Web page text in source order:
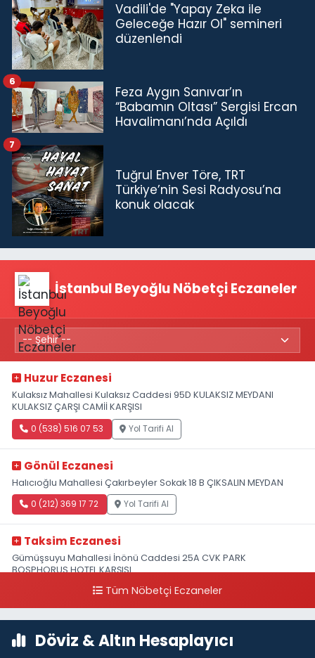
Vadili'de "Yapay Zeka ile
Geleceğe Hazır Ol" semineri
düzenlendi
Feza Aygın Sanıvar’ın
“Babamın Oltası” Sergisi Ercan
Havalimanı’nda Açıldı
6
Tuğrul Enver Töre, TRT
Türkiye’nin Sesi Radyosu’na
konuk olacak
7
İstanbul Beyoğlu Nöbetçi Eczaneler
Huzur Eczanesi
Kulaksız Mahallesi Kulaksız Caddesi 95D KULAKSIZ MEYDANI
KULAKSIZ ÇARŞI CAMİİ KARŞISI
0 (538) 516 07 53 Yol Tarifi Al
Gönül Eczanesi
Halıcıoğlu Mahallesi Çakırbeyler Sokak 18 B ÇIKSALIN MEYDAN
0 (212) 369 17 72 Yol Tarifi Al
Taksim Eczanesi
Gümüşsuyu Mahallesi İnönü Caddesi 25A CVK PARK
BOSPHORUS HOTEL KARŞISI
0 (212) 249 50 99 Yol Tarifi Al
Tüm Nöbetçi Eczaneler
Döviz & Altın Hesaplayıcı